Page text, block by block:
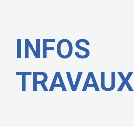
INFOS
TRAVAUX